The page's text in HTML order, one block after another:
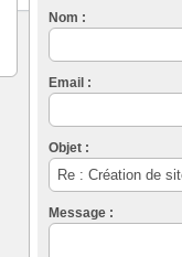
Nom :
Email :
Objet :
Message :